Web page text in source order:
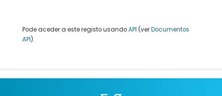
Pode aceder a este registo usandoAPI (verDocumentos
API).